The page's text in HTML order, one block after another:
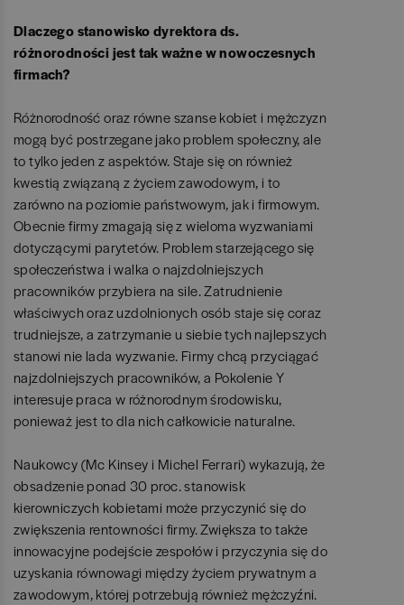
Dlaczego stanowisko dyrektora ds.
różnorodności jest tak ważne w nowoczesnych
firmach?
Różnorodność oraz równe szanse kobiet i mężczyzn
mogą być postrzegane jako problem społeczny, ale
to tylko jeden z aspektów. Staje się on również
kwestią związaną z życiem zawodowym, i to
zarówno na poziomie państwowym, jak i firmowym.
Obecnie firmy zmagają się z wieloma wyzwaniami
dotyczącymi parytetów. Problem starzejącego się
społeczeństwa i walka o najzdolniejszych
pracowników przybiera na sile. Zatrudnienie
właściwych oraz uzdolnionych osób staje się coraz
trudniejsze, a zatrzymanie u siebie tych najlepszych
stanowi nie lada wyzwanie. Firmy chcą przyciągać
najzdolniejszych pracowników, a Pokolenie Y
interesuje praca w różnorodnym środowisku,
ponieważ jest to dla nich całkowicie naturalne.
Naukowcy (Mc Kinsey i Michel Ferrari) wykazują, że
obsadzenie ponad 30 proc. stanowisk
kierowniczych kobietami może przyczynić się do
zwiększenia rentowności firmy. Zwiększa to także
innowacyjne podejście zespołów i przyczynia się do
uzyskania równowagi między życiem prywatnym a
zawodowym, której potrzebują również mężczyźni.